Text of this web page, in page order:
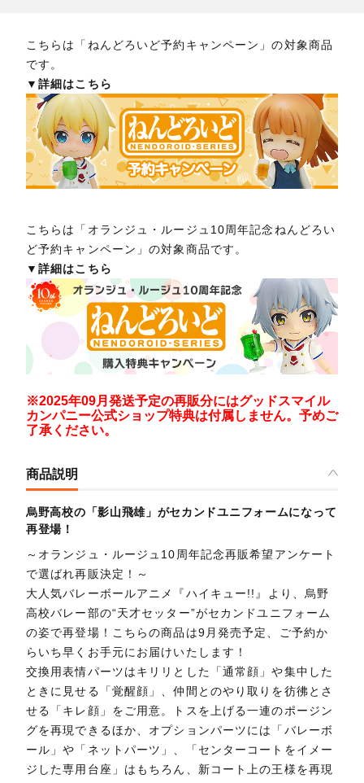
こちらは「ねんどろいど予約キャンペーン」の対象商品
です。
▼詳細はこちら
こちらは「オランジュ・ルージュ10周年記念ねんどろい
ど予約キャンペーン」の対象商品です。
▼詳細はこちら
※2025年09月発送予定の再販分にはグッドスマイル
カンパニー公式ショップ特典は付属しません。予めご
了承ください。
商品説明
烏野高校の「影山飛雄」がセカンドユニフォームになって
再登場！
～オランジュ・ルージュ10周年記念再販希望アンケート
で選ばれ再販決定！～
大人気バレーボールアニメ『ハイキュー!!』より、烏野
高校バレー部の“天才セッター”がセカンドユニフォーム
の姿で再登場！こちらの商品は9月発売予定、ご予約か
らいち早くお手元にお届けいたします！
交換用表情パーツはキリリとした「通常顔」や集中した
ときに見せる「覚醒顔」、仲間とのやり取りを彷彿とさ
せる「キレ顔」をご用意。トスを上げる一連のポージン
グを再現できるほか、オプションパーツには「バレーボ
ール」や「ネットパーツ」、「センターコートをイメー
ジした専用台座」はもちろん、新コート上の王様を再現